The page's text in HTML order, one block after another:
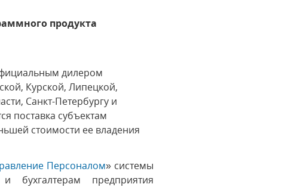
продукта
дилером
Курской, Липецкой,
Санкт-Петербургу и
поставка субъектам
стоимости ее владения
Персоналом» системы
бухгалтерам предприятия